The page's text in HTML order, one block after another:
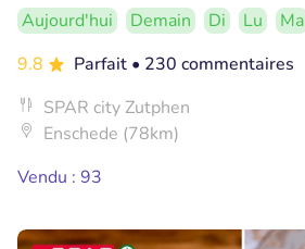
Aujourd'hui Demain Di Lu Ma
9.8
Parfait • 230 commentaires
SPAR city Zutphen
Enschede (78km)
Vendu : 93